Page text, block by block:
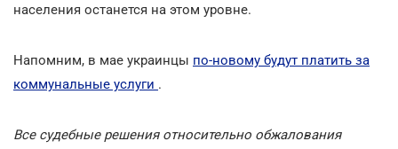
населения останется на этом уровне.
Напомним, в мае украинцы по-новому будут платить за
коммунальные услуги .
Все судебные решения относительно обжалования